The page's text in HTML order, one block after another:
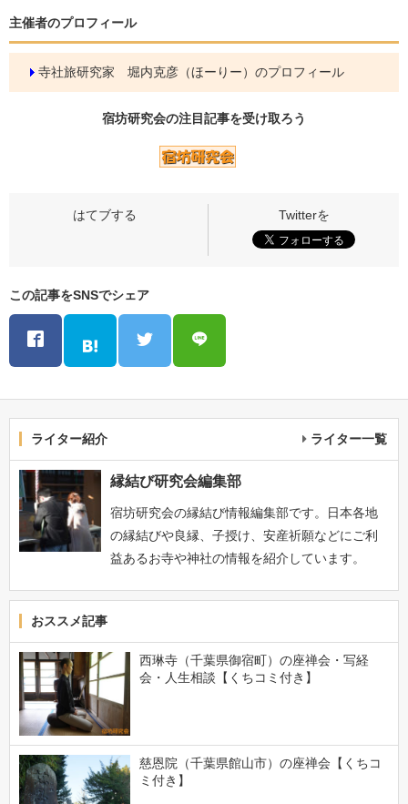
主催者のプロフィール
寺社旅研究家 堀内克彦（ほーりー）のプロフィール
宿坊研究会の注目記事を受け取ろう
この記事をSNSでシェア
ライター紹介 ライター一覧
縁結び研究会編集部
宿坊研究会の縁結び情報編集部です。日本各地
の縁結びや良縁、子授け、安産祈願などにご利
益あるお寺や神社の情報を紹介しています。
おススメ記事
西琳寺（千葉県御宿町）の座禅会・写経
会・人生相談【くちコミ付き】
慈恩院（千葉県館山市）の座禅会【くちコ
ミ付き】